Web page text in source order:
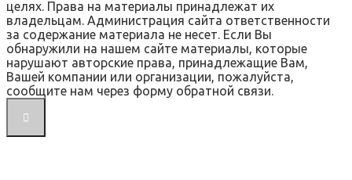
целях. Права на материалы принадлежат их
владельцам. Администрация сайта ответственности
за содержание материала не несет. Если Вы
обнаружили на нашем сайте материалы, которые
нарушают авторские права, принадлежащие Вам,
Вашей компании или организации, пожалуйста,
сообщите нам через форму обратной связи.